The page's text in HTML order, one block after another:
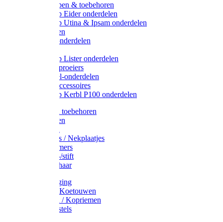
Weidepompen & toebehoren
Weidepomp Eider onderdelen
Weidepomp Utina & Ipsam onderdelen
Drinkbakken
Drinkbak onderdelen
Weidepomp Lister onderdelen
Nippels / Sproeiers
Drinknippel-onderdelen
Drinkbak accessoires
Weidepomp Kerbl P100 onderdelen
Oormerken toebehoren
Enkelbanden
Halsplaatjes / Nekplaatjes
Kokernummers
Merkspray-/stift
Veemerkschaar
Uierverzorging
Halsters & Koetouwen
Halsriemen / Kopriemen
Koerugborstels